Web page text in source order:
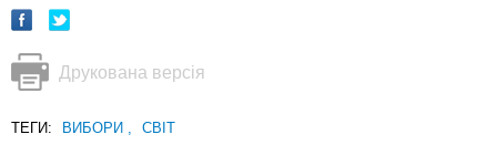
Друкована версія
ТЕГИ: ВИБОРИ СВІТ